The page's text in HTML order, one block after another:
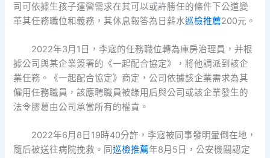
司可依據生孩子運營需求在其可以或許勝任的條件下公道變
革其任務職位和義務，其休息報答為日薪水巡檢推薦200元。
2022年3月1日，李寇的任務職位轉為庫房治理員，并根
據公司與某企業簽署的《一起配合協定》，將他調派到該企
業任務。《一起配合協定》商定，公司依據該企業需求為其
僱用任務職員，該應聘職員被錄用后與公司或該企業發生的
法令膠葛由公司承當所有的權責。
2022年6月8日19時40分許，李寇被同事發明暈倒在地，
隨后被送往病院挽救。同巡檢推薦年8月5日，公安機關認定